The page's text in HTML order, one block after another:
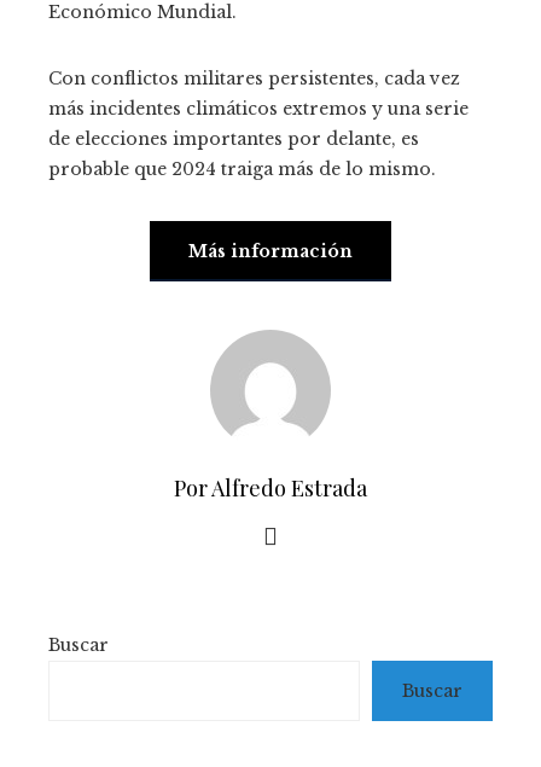
Económico Mundial.
Con conflictos militares persistentes, cada vez
más incidentes climáticos extremos y una serie
de elecciones importantes por delante, es
probable que 2024 traiga más de lo mismo.
Más información
Por Alfredo Estrada
Buscar
Buscar